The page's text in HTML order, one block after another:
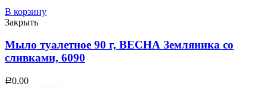
В корзину
Закрыть
Мыло туалетное 90 г, ВЕСНА Земляника со
сливками, 6090
Р0.00